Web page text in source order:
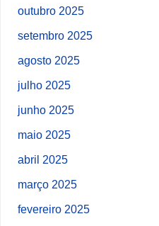
outubro 2025
setembro 2025
agosto 2025
julho 2025
junho 2025
maio 2025
abril 2025
março 2025
fevereiro 2025